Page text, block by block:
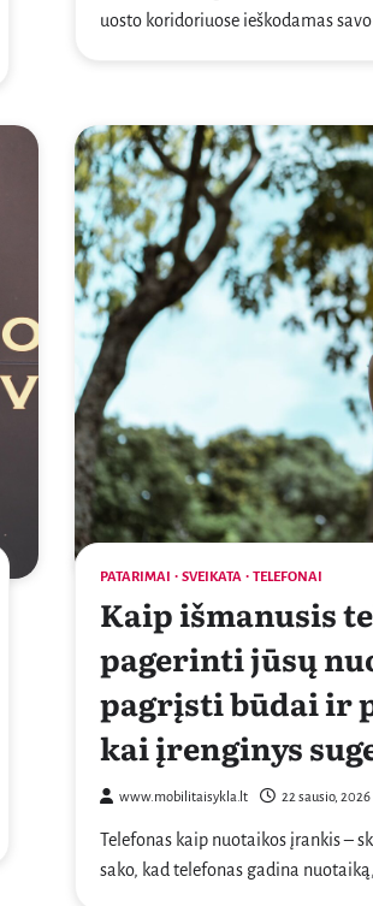
uosto koridoriuose ieškodamas
PATARIMAI SVEIKATA TELEFONAI
Kaip išmanusis
pagerinti jūsų
pagrįsti būdai ir
kai įrenginys
www.mobilitaisykla.lt 22 sausio, 2026
Telefonas kaip nuotaikos įrankis –
sako, kad telefonas gadina